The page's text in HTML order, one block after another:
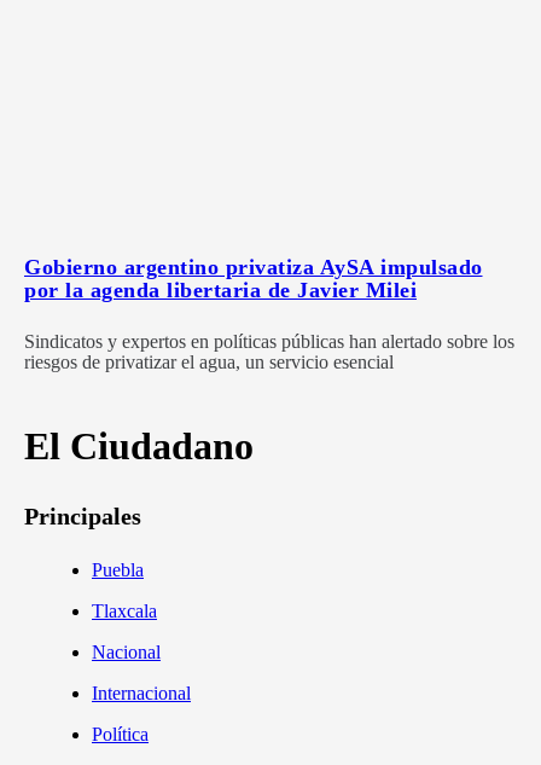
Gobierno argentino privatiza AySA impulsado
por la agenda libertaria de Javier Milei
Sindicatos y expertos en políticas públicas han alertado sobre los
riesgos de privatizar el agua, un servicio esencial
El Ciudadano
Principales
Puebla
Tlaxcala
Nacional
Internacional
Política